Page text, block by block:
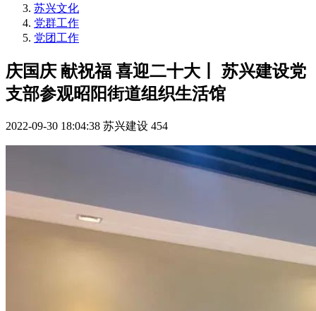
苏兴文化
党群工作
党团工作
庆国庆 献祝福 喜迎二十大丨 苏兴建设党
支部参观昭阳街道组织生活馆
2022-09-30 18:04:38 苏兴建设 454